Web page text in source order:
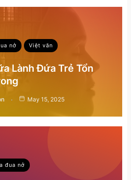
nở Việt văn
Lành Đứa Trẻ Tổn
May 15, 2025
đua nở